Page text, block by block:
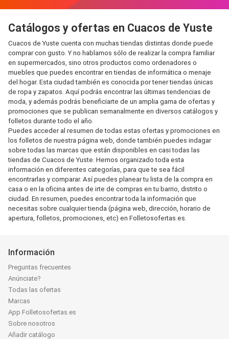
Catálogos y ofertas en Cuacos de Yuste
Cuacos de Yuste cuenta con muchas tiendas distintas donde puede
comprar con gusto. Y no hablamos sólo de realizar la compra familiar
en supermercados, sino otros productos como ordenadores o
muebles que puedes encontrar en tiendas de informática o menaje
del hogar. Esta ciudad también es conocida por tener tiendas únicas
de ropa y zapatos. Aquí podrás encontrar las últimas tendencias de
moda, y además podrás beneficiarte de un amplia gama de ofertas y
promociones que se publican semanalmente en diversos catálogos y
folletos durante todo el año.
Puedes acceder al resumen de todas estas ofertas y promociones en
los folletos de nuestra página web, donde también puedes indagar
sobre todas las marcas que están disponibles en casi todas las
tiendas de Cuacos de Yuste. Hemos organizado toda esta
información en diferentes categorías, para que te sea fácil
encontrarlas y comparar. Así puedes planear tu lista de la compra en
casa o en la oficina antes de irte de compras en tu barrio, distrito o
ciudad. En resumen, puedes encontrar toda la información que
necesitas sobre cualquier tienda (página web, dirección, horario de
apertura, folletos, promociones, etc) en Folletosofertas.es.
Información
Preguntas frecuentes
Anúnciate?
Todas las ofertas
Marcas
App Folletosofertas.es
Sobre nosotros
Añadir catálogo